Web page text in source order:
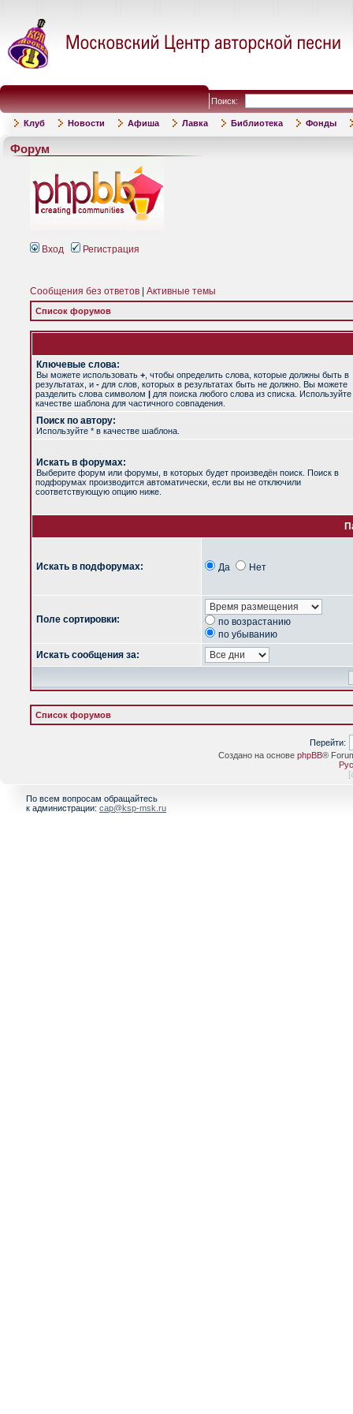
Поиск:
Клуб Новости Афиша Лавка Библиотека Фонды
Форум
Вход Регистрация
Сообщения без ответов Активные темы
Список форумов
Ключевые слова:
Вы можете использовать + , чтобы определить слова, которые должны быть в
результатах, и - для слов, которых в результатах быть не должно. Вы можете
разделить слова символом | для поиска любого слова из списка. Используйте
качестве шаблона для частичного совпадения.
Поиск по автору:
Используйте * в качестве шаблона.
Искать в форумах:
Выберите форум или форумы, в которых будет произведён поиск. Поиск в
подфорумах производится автоматически, если вы не отключили
соответствующую опцию ниже.
Искать в подфорумах: Да Нет
Поле сортировки:
по возрастанию
по убыванию
Искать сообщения за:
Список форумов
Перейти:
Создано на основе phpBB®
[
По всем вопросам обращайтесь
к администрации: cap@ksp-msk.ru